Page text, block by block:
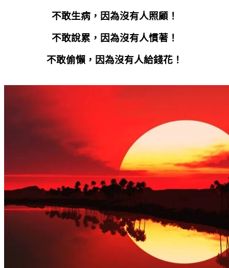
不敢生病，因為沒有人照顧！
不敢說累，因為沒有人慣著！
不敢偷懶，因為沒有人給錢花！